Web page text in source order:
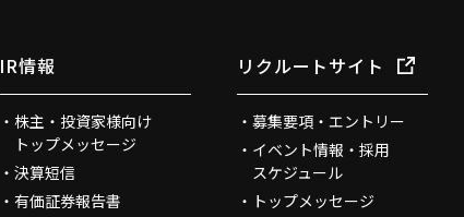
IR情報
株主・投資家様向け
トップメッセージ
決算短信
有価証券報告書
リクルートサイト
募集要項・エントリー
イベント情報・採用
スケジュール
トップメッセージ